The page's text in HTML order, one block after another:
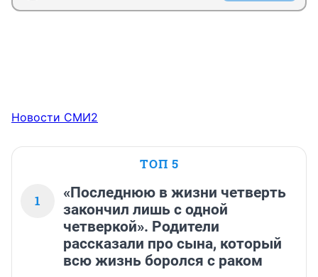
Новости СМИ2
ТОП 5
1
«Последнюю в жизни четверть
закончил лишь с одной
четверкой». Родители
рассказали про сына, который
всю жизнь боролся с раком